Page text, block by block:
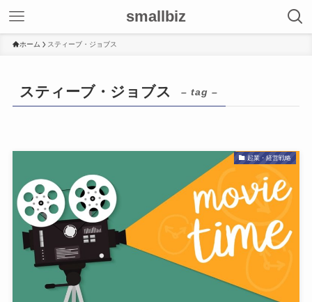
smallbiz
ホーム スティーブ・ジョブス
スティーブ・ジョブス – tag –
起業・経営戦略